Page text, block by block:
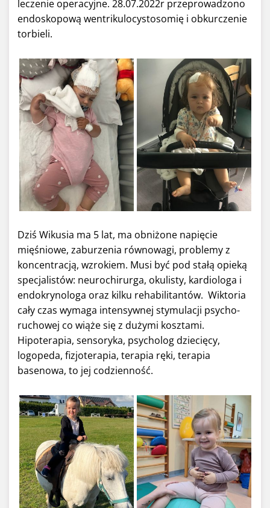
leczenie operacyjne. 28.07.2022r przeprowadzono
endoskopową wentrikulocystosomię i obkurczenie
torbieli.
Dziś Wikusia ma 5 lat, ma obniżone napięcie
mięśniowe, zaburzenia równowagi, problemy z
koncentracją, wzrokiem. Musi być pod stałą opieką
specjalistów: neurochirurga, okulisty, kardiologa i
endokrynologa oraz kilku rehabilitantów. Wiktoria
cały czas wymaga intensywnej stymulacji psycho-
ruchowej co wiąże się z dużymi kosztami.
Hipoterapia, sensoryka, psycholog dziecięcy,
logopeda, fizjoterapia, terapia ręki, terapia
basenowa, to jej codzienność.